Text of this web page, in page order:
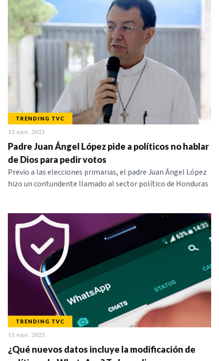
TRENDING TVC
12 ene. 2021
Padre Juan Ángel López pide a políticos no hablar
de Dios para pedir votos
Previo a las elecciones primarias, el padre Juan Ángel López
hizo un contundente llamado al sector político de Honduras
TRENDING TVC
11 ene. 2021
¿Qué nuevos datos incluye la modificación de